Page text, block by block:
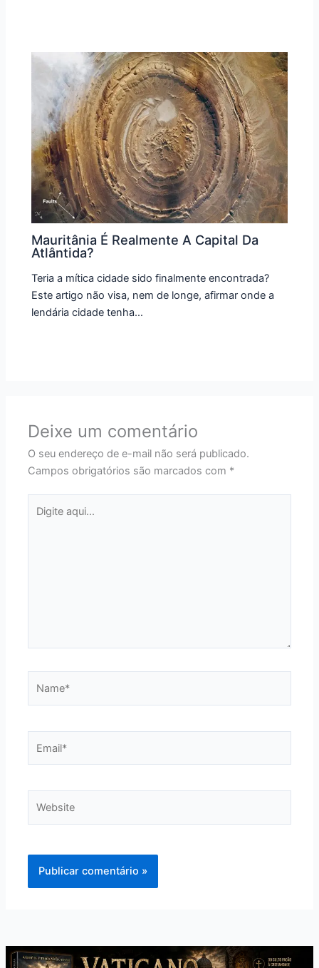
Mauritânia É Realmente A Capital Da
Atlântida?
Teria a mítica cidade sido finalmente encontrada?
Este artigo não visa, nem de longe, afirmar onde a
lendária cidade tenha…
Deixe um comentário
O seu endereço de e-mail não será publicado.
Campos obrigatórios são marcados com *
aqui...